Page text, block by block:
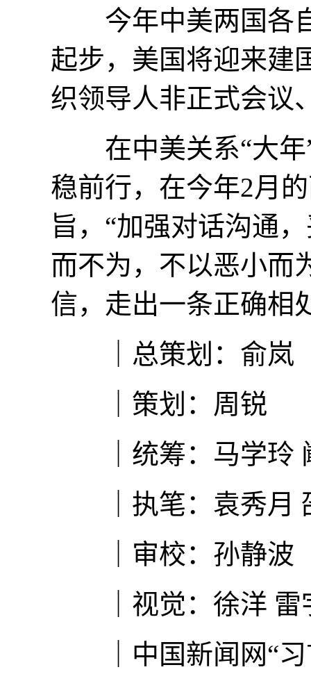
今年中美两国各自
起步，美国将迎来建
织领导人非正式会议
在中美关系“大年”
稳前行，在今年2月
旨，“加强对话沟通
而不为，不以恶小而
信，走出一条正确相
｜总策划：俞岚
｜策划：周锐
｜统筹：马学玲
｜执笔：袁秀月
｜审校：孙静波
｜视觉：徐洋 雷
｜中国新闻网“习